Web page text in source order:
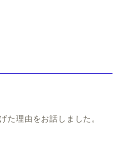
た理由をお話しました。